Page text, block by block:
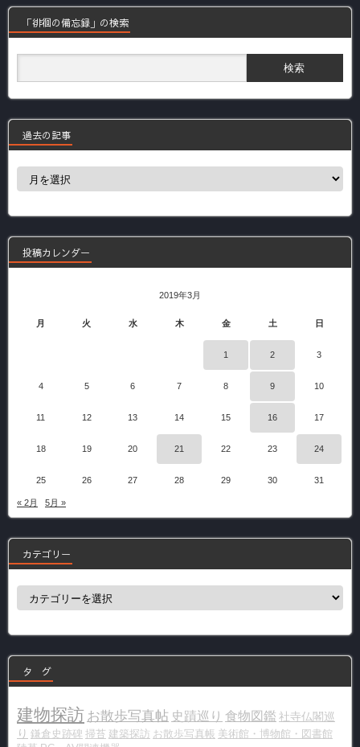
「徘徊の備忘録」の検索
過去の記事
事
投稿カレンダー
2019年3月
月 火 水 木 金 土 日
1 2 3
4 5 6 7 8 9 10
11 12 13 14 15 16 17
18 19 20 21 22 23 24
25 26 27 28 29 30 31
« 2月 5月 »
カテゴリー
ー
タ グ
建物探訪 お散歩写真帖 史蹟巡り 食物図鑑 社寺仏閣巡
り 鎌倉史跡碑 掃苔 建築探訪 お散歩写真帳 美術館・博物館・図書館